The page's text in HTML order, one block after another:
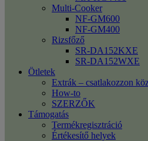
Multi-Cooker
NF-GM600
NF-GM400
Rizsfőző
SR-DA152KXE
SR-DA152WXE
Ötletek
Extrák – csatlakozzon
How-to
SZERZŐK
Támogatás
Termékregisztráció
Értékesítő helyek